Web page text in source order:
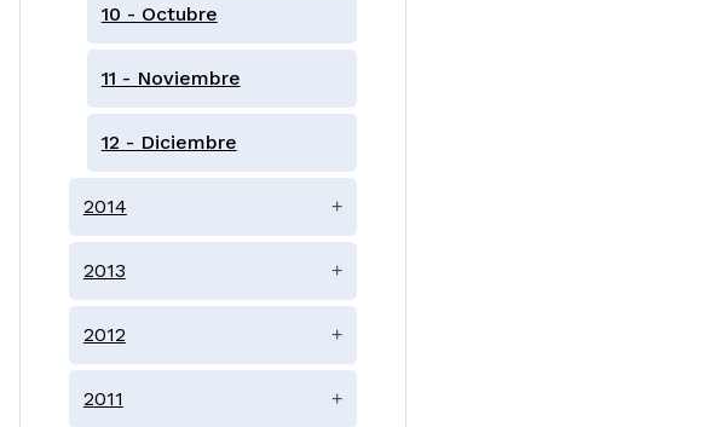
10 - Octubre
11 - Noviembre
12 - Diciembre
2014 +
2013 +
2012 +
2011 +